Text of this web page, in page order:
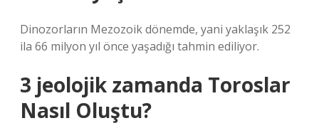
Dinozorların Mezozoik dönemde, yani yaklaşık 252
ila 66 milyon yıl önce yaşadığı tahmin ediliyor.
3 jeolojik zamanda Toroslar
Nasıl Oluştu?